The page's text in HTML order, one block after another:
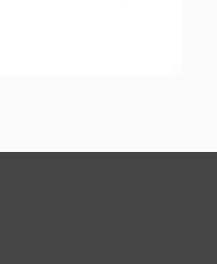
續可能造成更麻煩
之前，我們需要對